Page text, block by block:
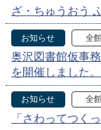
ざ・ちゅうおう
お知らせ 全
奥沢図書館仮事
を開催しました。
お知らせ 全
「さわってつく